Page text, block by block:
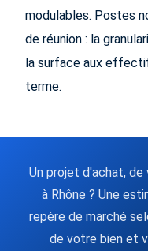
modulables. Postes
de réunion : la
la surface aux
terme.
Un projet d'achat,
à Rhône ? Une
repère de marché
de votre bien et